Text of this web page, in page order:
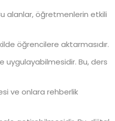
alanlar, öğretmenlerin etkili
öğrencilere aktarmasıdır.
uygulayabilmesidir. Bu, ders
ve onlara rehberlik